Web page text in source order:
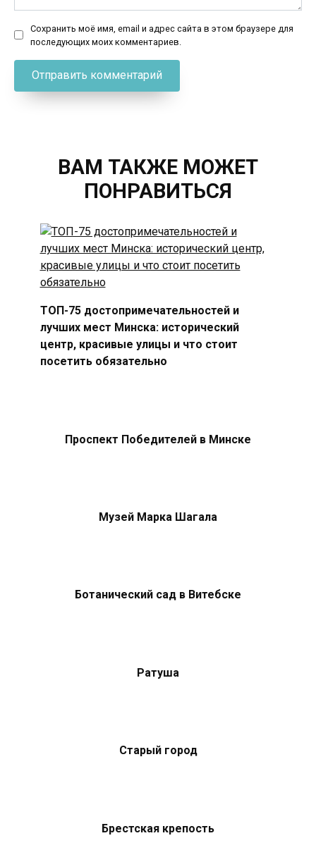
Сохранить моё имя, email и адрес сайта в этом браузере для
последующих моих комментариев.
ВАМ ТАКЖЕ МОЖЕТ
ПОНРАВИТЬСЯ
ТОП-75 достопримечательностей и
лучших мест Минска: исторический
центр, красивые улицы и что стоит
посетить обязательно
Проспект Победителей в Минске
Музей Марка Шагала
Ботанический сад в Витебске
Ратуша
Старый город
Брестская крепость